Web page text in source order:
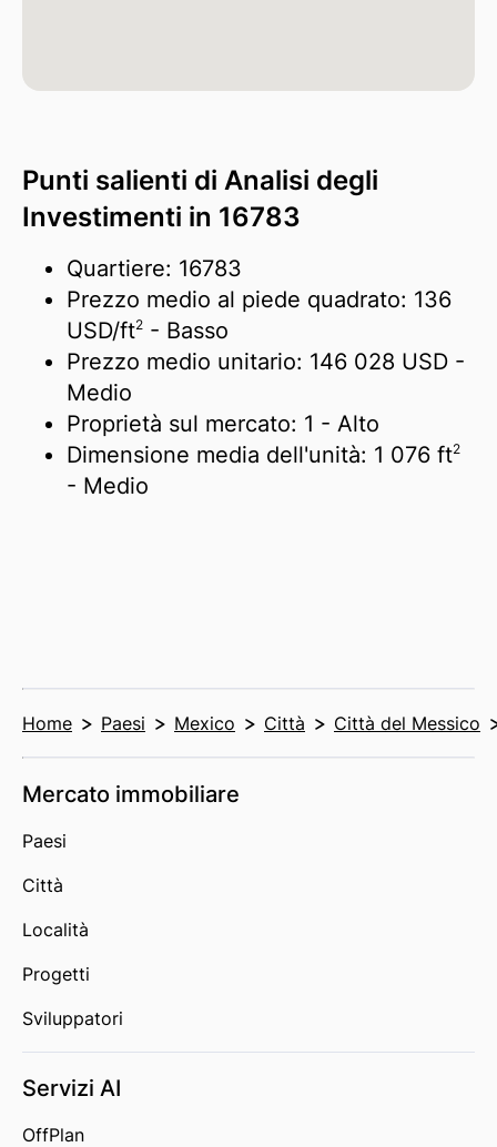
Punti salienti di Analisi degli
Investimenti in 16783
Quartiere: 16783
Prezzo medio al piede quadrato: 136
USD/ft2 - Basso
Prezzo medio unitario: 146 028 USD -
Medio
Proprietà sul mercato: 1 - Alto
Dimensione media dell'unità: 1 076 ft2
- Medio
Home Paesi Mexico Città Città del Messico
Mercato immobiliare
Paesi
Città
Località
Progetti
Sviluppatori
Servizi AI
OffPlan